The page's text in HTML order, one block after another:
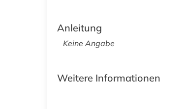
Anleitung
Keine Angabe
Weitere Informationen